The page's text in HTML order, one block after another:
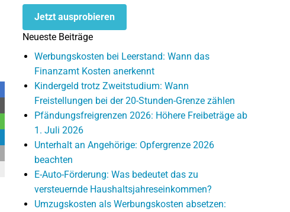
Jetzt ausprobieren
Neueste Beiträge
Werbungskosten bei Leerstand: Wann das
Finanzamt Kosten anerkennt
Kindergeld trotz Zweitstudium: Wann
Freistellungen bei der 20-Stunden-Grenze zählen
Pfändungsfreigrenzen 2026: Höhere Freibeträge ab
1. Juli 2026
Unterhalt an Angehörige: Opfergrenze 2026
beachten
E-Auto-Förderung: Was bedeutet das zu
versteuernde Haushaltsjahreseinkommen?
Umzugskosten als Werbungskosten absetzen: